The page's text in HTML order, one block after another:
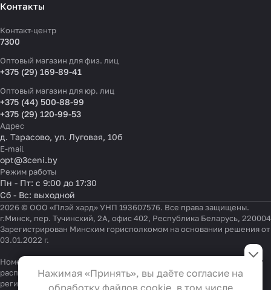
Контакты
Контакт-центр
7300
Оптовый магазин для физ. лиц
+375 (29) 169-89-41
Оптовый магазин для юр. лиц
+375 (44) 500-88-99
+375 (29) 120-99-53
Адрес
д. Тарасово, ул. Луговая, 10б
E-mail
opt@3ceni.by
Режим работы
Пн - Пт: с 9:00 до 17:30
Сб - Вс: выходной
2026 © ООО «Плэй хард» УНП 193607576. Все права защищены.
г.Минск, пер. Тучинский, 2А, офис 402, Республика Беларусь, 220004
Зарегистрирован Минским горисполкомом на основании решения от
03.01.2022 г.
Номер телефона работников местных исполнительных и
распорядительных органов по месту государственной
регистрации ООО «Плэй хард», уполномоченных рассматривать
Настройки файлов cookie
Функциональные
Эти файлы необходимы для
Нажимая «Принять», вы даёте согласие на
обработку файлов cookie, в том числе